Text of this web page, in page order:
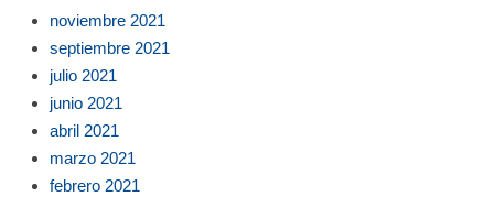
noviembre 2021
septiembre 2021
julio 2021
junio 2021
abril 2021
marzo 2021
febrero 2021